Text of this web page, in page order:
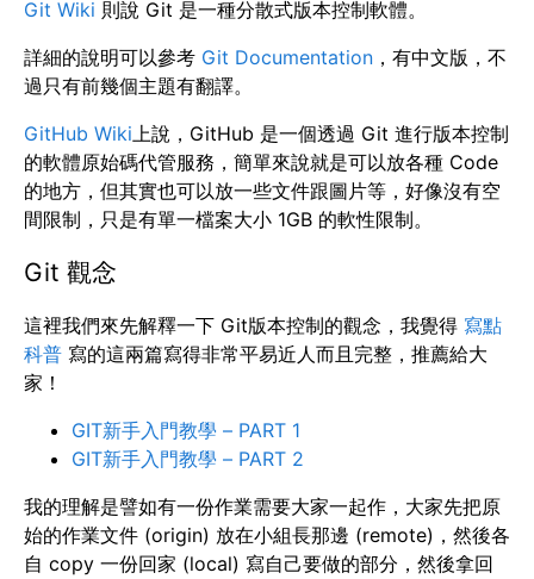
Git Wiki 則說 Git 是一種分散式版本控制軟體。
詳細的說明可以參考 Git Documentation ，有中文版，不
過只有前幾個主題有翻譯。
GitHub Wiki上說，GitHub 是一個透過 Git 進行版本控制
的軟體原始碼代管服務，簡單來說就是可以放各種 Code
的地方，但其實也可以放一些文件跟圖片等，好像沒有空
間限制，只是有單一檔案大小 1GB 的軟性限制。
Git 觀念
這裡我們來先解釋一下 Git版本控制的觀念，我覺得 寫點
科普 寫的這兩篇寫得非常平易近人而且完整，推薦給大
家！
GIT新手入門教學 – PART 1
GIT新手入門教學 – PART 2
我的理解是譬如有一份作業需要大家一起作，大家先把原
始的作業文件 (origin) 放在小組長那邊 (remote)，然後各
自 copy 一份回家 (local) 寫自己要做的部分，然後拿回